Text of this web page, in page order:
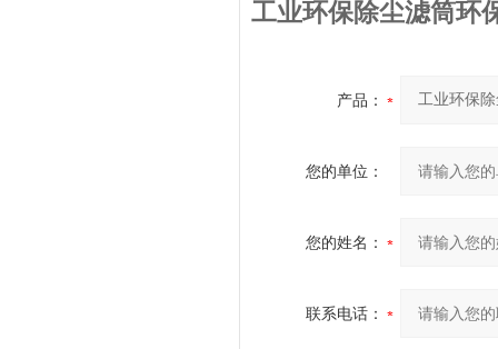
工业环保除尘滤筒环
产品：
您的单位：
您的姓名：
联系电话：